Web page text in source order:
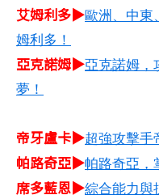
艾姆利多▶歐洲、中東
姆利多！
亞克諾姆▶亞克諾姆，
夢！
帝牙盧卡▶超強攻擊手
帕路奇亞▶帕路奇亞，
席多藍恩▶綜合能力與